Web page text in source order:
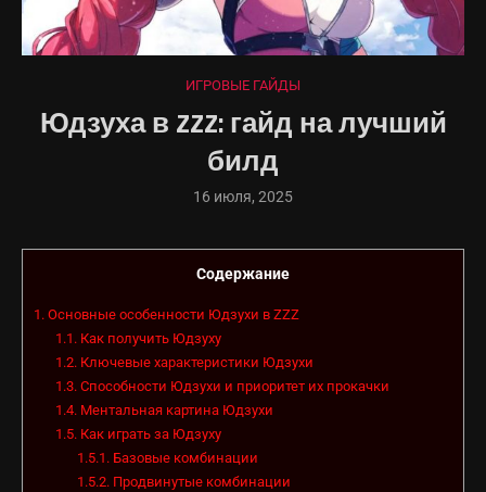
ИГРОВЫЕ ГАЙДЫ
Юдзуха в ZZZ: гайд на лучший
билд
16 июля, 2025
Содержание
1. Основные особенности Юдзухи в ZZZ
1.1. Как получить Юдзуху
1.2. Ключевые характеристики Юдзухи
1.3. Способности Юдзухи и приоритет их прокачки
1.4. Ментальная картина Юдзухи
1.5. Как играть за Юдзуху
1.5.1. Базовые комбинации
1.5.2. Продвинутые комбинации